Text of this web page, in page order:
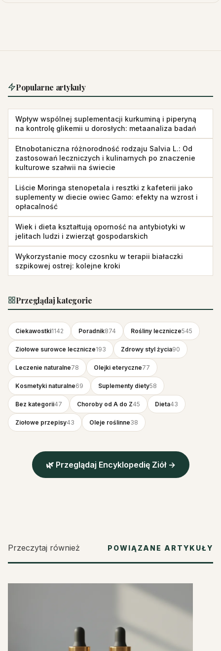
Popularne artykuły
Wpływ wspólnej suplementacji kurkuminą i piperyną
na kontrolę glikemii u dorosłych: metaanaliza badań
Etnobotaniczna różnorodność rodzaju Salvia L.: Od
zastosowań leczniczych i kulinarnych po znaczenie
kulturowe szałwii na świecie
Liście Moringa stenopetala i resztki z kafeterii jako
suplementy w diecie owiec Gamo: efekty na wzrost i
opłacalność
Wiek i dieta kształtują oporność na antybiotyki w
jelitach ludzi i zwierząt gospodarskich
Wykorzystanie mocy czosnku w terapii białaczki
szpikowej ostrej: kolejne kroki
Przeglądaj kategorie
Ciekawostki1142 Poradnik874 Rośliny lecznicze545
Ziołowe surowce lecznicze193 Zdrowy styl życia90
Leczenie naturalne78 Olejki eteryczne77
Kosmetyki naturalne69 Suplementy diety58
Bez kategorii47 Choroby od A do Z45 Dieta43
Ziołowe przepisy43 Oleje roślinne38
🌿 Przeglądaj Encyklopedię Ziół →
Przeczytaj również POWIĄZANE ARTYKUŁY